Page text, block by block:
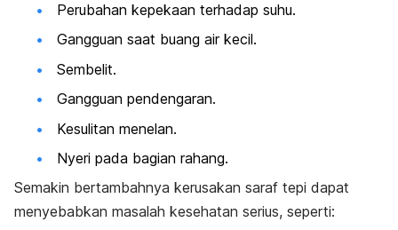
Perubahan kepekaan terhadap suhu.
Gangguan saat buang air kecil.
Sembelit.
Gangguan pendengaran.
Kesulitan menelan.
Nyeri pada bagian rahang.
Semakin bertambahnya kerusakan saraf tepi dapat
menyebabkan masalah kesehatan serius, seperti: